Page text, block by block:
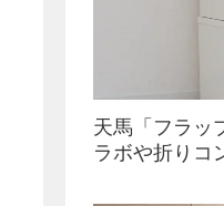
天馬「フラッ
ラボや折りコ